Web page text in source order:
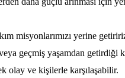
misyonlarımızı yerine
geçmiş yaşamdan getirdiği
olay ve kişilerle karşılaşabilir.